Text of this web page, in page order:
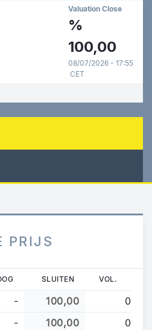
Valuation Close
%
100,00
08/07/2026 - 17:55
CET
PRIJS
SLUITEN VOL.
- 100,00
0
- 100,00
0